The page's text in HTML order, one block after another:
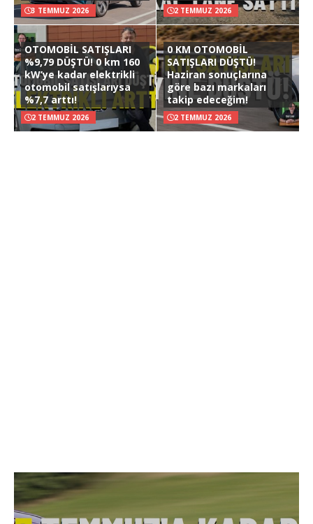
3 TEMMUZ 2026 2 TEMMUZ 2026
OTOMOBİL SATIŞLARI
%9,79 DÜŞTÜ! 0 km 160
kW’ye kadar elektrikli
otomobil satışlarıysa
%7,7 arttı!
2 TEMMUZ 2026
0 KM OTOMOBİL
SATIŞLARI DÜŞTÜ!
Haziran sonuçlarına
göre bazı markaları
takip edeceğim!
2 TEMMUZ 2026